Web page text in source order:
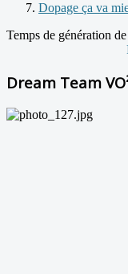
Dopage ça va
Temps de génération
Dream Team